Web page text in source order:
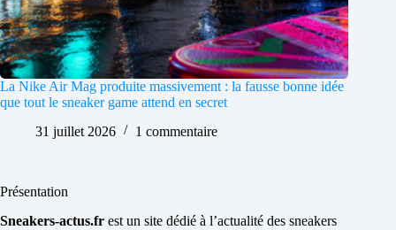
La Nike Air Mag produite massivement : la fausse bonne idée
que tout le sneaker game attend en secret
31 juillet 2026
1 commentaire
Présentation
Sneakers-actus.fr est un site dédié à l’actualité des sneakers